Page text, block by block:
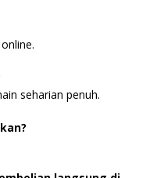
seharian penuh.